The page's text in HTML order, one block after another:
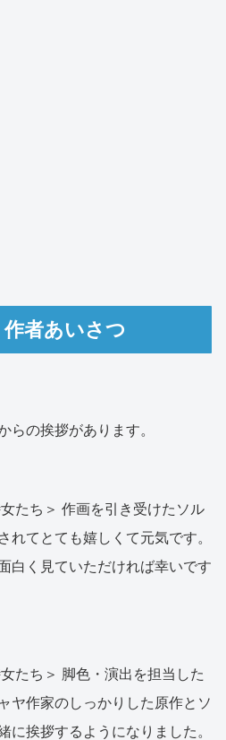
者あいさつ
らの挨拶があります。
たち＞ 作画を引き受けたソル
れてとても嬉しくて元気です。
白く見ていただければ幸いです
たち＞ 脚色・演出を担当した
ヤ作家のしっかりした原作とソ
に挨拶するようになりました。